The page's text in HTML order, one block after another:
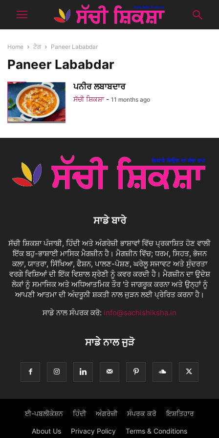
Home ਟੈਗ Paneer Lababdar
Paneer Lababdar
ਪਨੀਰ ਲਬਾਬਦਾਰ
ਸੱਚੀ ਸ਼ਿਕਸ਼ਾ - 11 months ago
ਸਾਡੇ ਬਾਰੇ
ਸੱਚੀ ਸ਼ਿਕਸ਼ਾ ਪੰਜਾਬੀ, ਹਿੰਦੀ ਅਤੇ ਅੰਗਰੇਜ਼ੀ ਭਾਸ਼ਾਵਾਂ ਵਿੱਚ ਪ੍ਰਕਾਸ਼ਿਤ ਹੋਣ ਵਾਲੀ
ਇੱਕ ਬਹੁ-ਭਾਸ਼ਾਈ ਮਾਸਿਕ ਮੈਗਜ਼ੀਨ ਹੈ। ਮੈਗਜ਼ੀਨ ਵਿੱਚ; ਧਰਮ, ਸਿਹਤ, ਭੋਜਨ
ਕਲਾ, ਯਾਤਰਾ, ਸਿੱਖਿਆ, ਫੈਸ਼ਨ, ਪਾਲਣ-ਪੋਸ਼ਣ, ਘਰੇਲੂ ਸਜਾਵਟ ਅਤੇ ਸੁੰਦਰਤਾ
ਵਰਗੇ ਵਿਸ਼ਿਆਂ ਦੀ ਇੱਕ ਵਿਸ਼ਾਲ ਸ਼੍ਰੇਣੀ ਨੂੰ ਕਵਰ ਕਰਦੀ ਹੈ। ਮੈਗਜ਼ੀਨ ਦਾ ਉਦੇਸ਼
ਲੋਕਾਂ ਨੂੰ ਸਮਾਜਿਕ ਅਤੇ ਅਧਿਆਤਮਿਕ ਤੌਰ 'ਤੇ ਜਾਗਰੂਕ ਕਰਨਾ ਅਤੇ ਉਨ੍ਹਾਂ ਨੂੰ
ਆਪਣੀ ਆਤਮਾ ਦੀ ਅੰਦਰੂਨੀ ਸ਼ਕਤੀ ਨਾਲ ਜੁੜਨ ਲਈ ਪ੍ਰੇਰਿਤ ਕਰਨਾ ਹੈ।
ਸਾਡੇ ਨਾਲ ਸੰਪਰਕ ਕਰੋ: info@sachishiksha.in
ਸਾਡੇ ਨਾਲ ਜੁੜੋ
ਈ-ਪਬਲੀਕੇਸ਼ਨ ਹਿੰਦੀ ਅੰਗਰੇਜ਼ੀ ਸੰਪਰਕ ਕਰੋ ਇਸ਼ਤਿਹਾਰ
About Us Privacy Policy Terms & Conditions